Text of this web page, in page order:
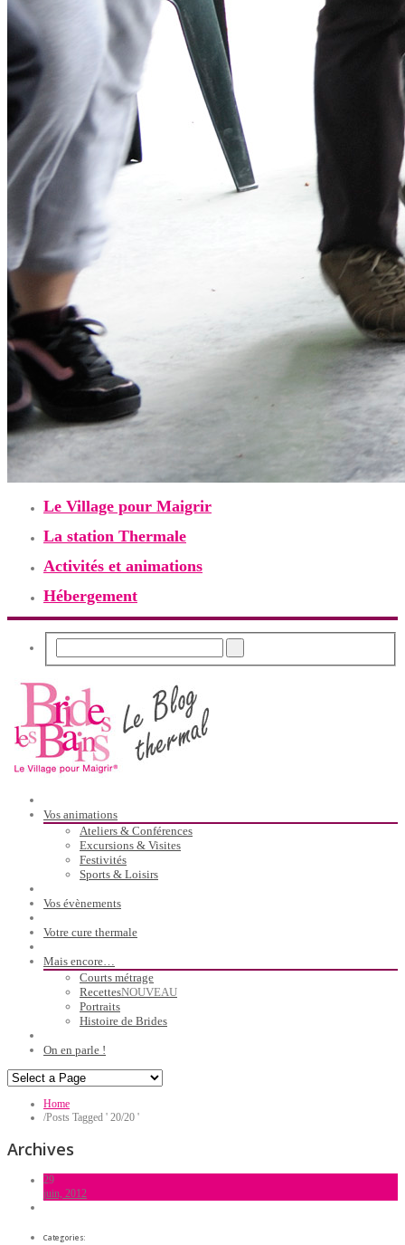
Le Village pour Maigrir
La station Thermale
Activités et animations
Hébergement
Vos animations
Ateliers & Conférences
Excursions & Visites
Festivités
Sports & Loisirs
Vos évènements
Votre cure thermale
Mais encore…
Courts métrage
RecettesNOUVEAU
Portraits
Histoire de Brides
On en parle !
Home
/Posts Tagged ' 20/20 '
Archives
29
juin, 2012
Categories: